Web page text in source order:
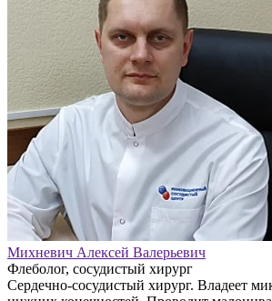
Михневич Алексей Валерьевич
Флеболог, сосудистый хирург
Сердечно-сосудистый хирург. Владеет